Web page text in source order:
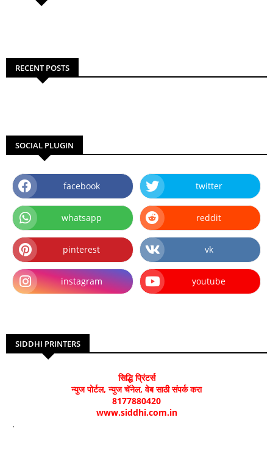
RECENT POSTS
SOCIAL PLUGIN
facebook twitter
whatsapp reddit
pinterest vk
instagram youtube
SIDDHI PRINTERS
सिद्धि प्रिंटर्स
न्युज पोर्टल, न्युज चॅनेल, वेब साठी संपर्क करा
8177880420
www.siddhi.com.in
.